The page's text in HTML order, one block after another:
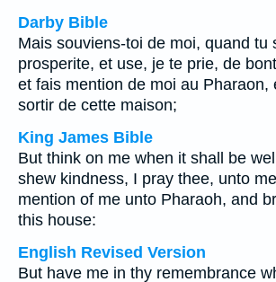
Darby Bible
Mais souviens-toi de moi, quand tu
prosperite, et use, je te prie, de
et fais mention de moi au Pharaon,
sortir de cette maison;
King James Bible
But think on me when it shall be
shew kindness, I pray thee, unto
mention of me unto Pharaoh, and
this house:
English Revised Version
But have me in thy remembrance